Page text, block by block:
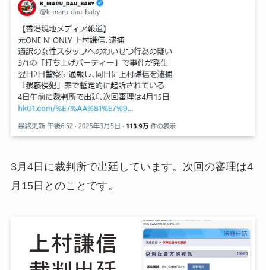
3月4日に裁判所で出廷しています。次回の審理は4
月15日とのことです。